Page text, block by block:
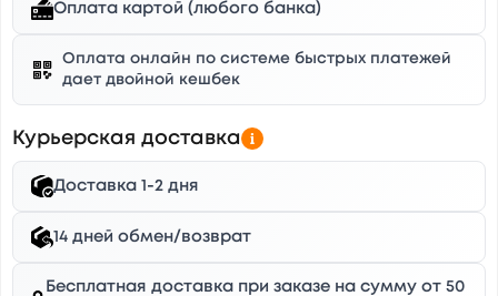
Оплата картой (любого банка)
Оплата онлайн по системе быстрых платежей
дает двойной кешбек
Курьерская доставка
Доставка 1-2 дня
14 дней обмен/возврат
Бесплатная доставка при заказе на сумму от 50